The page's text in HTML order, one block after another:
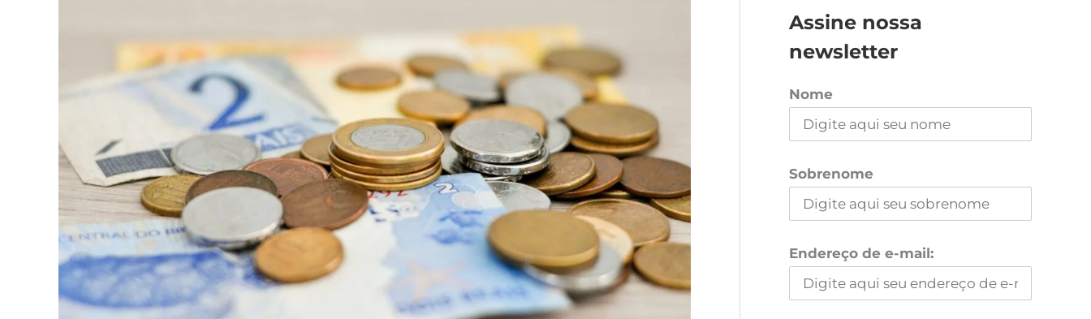
de
R$
bilhões
desde
o
início
das
Assine nossa
newsletter
Nome
Sobrenome
Endereço de e-mail: